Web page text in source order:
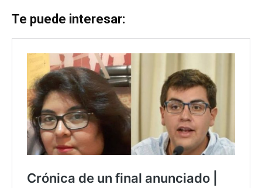
Te puede interesar: